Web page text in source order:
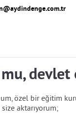
devlet
özel bir eğitim
aktarıyorum;